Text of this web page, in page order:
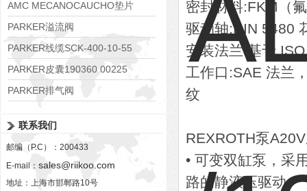
138551
AMC MECANOCAUCHO垫片
608074
PARKER溢流阀
RE06M35W2N1KWXG087
PARKER线缆SCK-400-10-55
PARKER皮囊190360 00225
PARKER排气阀
联系我们
邮编（P.C）：200433
E-mail： sales@riikoo.com
地址：上海市邯郸路10号
密封材料:FKM（
驱动轴:DIN 5480
安装法兰:基于
工作口:SAE 法兰
纹
REXROTH泵
• 可变双缸泵，采
路的静液压驱动。